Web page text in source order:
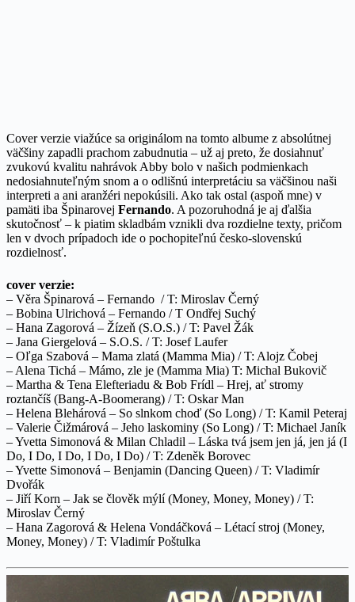
Cover verzie viažúce sa originálom na tomto albume z absolútnej
väčšiny zapadli prachom zabudnutia – už aj preto, že dosiahnuť
zvukovú kvalitu nahrávok Abby bolo v našich podmienkach
nedosiahnuteľným snom a o odlišnú interpretáciu sa väčšinou naši
interpreti a ani aranžéri nepokúsili. Ako tak ostal (aspoň mne) v
pamäti iba Špinarovej Fernando. A pozoruhodná je aj ďalšia
skutočnosť – k piatim skladbám vznikli dva rozdielne texty, pričom
len v dvoch prípadoch ide o pochopiteľnú česko-slovenskú
rozdielnosť.
cover verzie:
– Věra Špinarová – Fernando / T: Miroslav Černý
– Bobina Ulrichová – Fernando / T Ondřej Suchý
– Hana Zagorová – Žízeň (S.O.S.) / T: Pavel Žák
– Jana Giergelová – S.O.S. / T: Josef Laufer
– Oľga Szabová – Mama zlatá (Mamma Mia) / T: Alojz Čobej
– Alena Tichá – Mámo, zle je (Mamma Mia) T: Michal Bukovič
– Martha & Tena Elefteriadu & Bob Frídl – Hrej, ať stromy
roztančíš (Bang-A-Boomerang) / T: Oskar Man
– Helena Blehárová – So slnkom choď (So Long) / T: Kamil Peteraj
– Valerie Čižmárová – Jeho laskominy (So Long) / T: Michael Janík
– Yvetta Simonová & Milan Chladil – Láska tvá jsem jen já, jen já (I
Do, I Do, I Do, I Do, I Do) / T: Zdeněk Borovec
– Yvette Simonová – Benjamin (Dancing Queen) / T: Vladimír
Dvořák
– Jiří Korn – Jak se člověk mýlí (Money, Money, Money) / T:
Miroslav Černý
– Hana Zagorová & Helena Vondáčková – Létací stroj (Money,
Money, Money) / T: Vladimír Poštulka